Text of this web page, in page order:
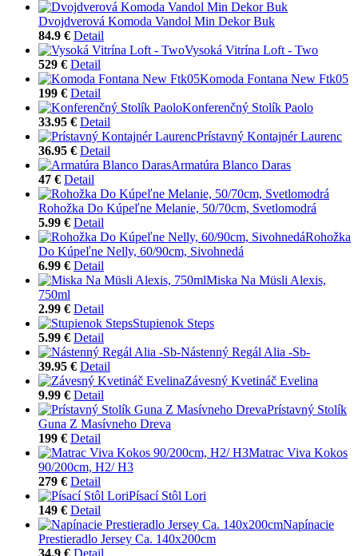
Dvojdverová Komoda Vandol Min Dekor Buk
84.9 € Detail
Vysoká Vitrína Loft - Two
529 € Detail
Komoda Fontana New Ftk05
199 € Detail
Konferenčný Stolík Paolo
33.95 € Detail
Prístavný Kontajnér Laurenc
36.95 € Detail
Armatúra Blanco Daras
47 € Detail
Rohožka Do Kúpeľne Melanie, 50/70cm, Svetlomodrá
5.99 € Detail
Rohožka
Do Kúpeľne Nelly, 60/90cm, Sivohnedá
6.99 € Detail
Miska Na Müsli Alexis,
750ml
2.99 € Detail
Stupienok Steps
5.99 € Detail
Nástenný Regál Alia -Sb-
39.95 € Detail
Závesný Kvetináč Evelina
9.99 € Detail
Prístavný Stolík
Guna Z Masívneho Dreva
199 € Detail
Matrac Viva Kokos
90/200cm, H2/ H3
279 € Detail
Písací Stôl Lori
149 € Detail
Napínacie
Prestieradlo Jersey Ca. 140x200cm
34.9 € Detail